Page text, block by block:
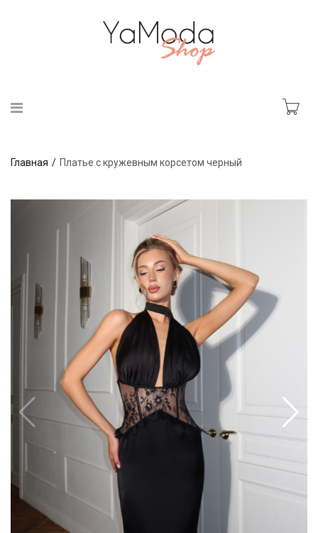
Главная Платье с кружевным корсетом черный